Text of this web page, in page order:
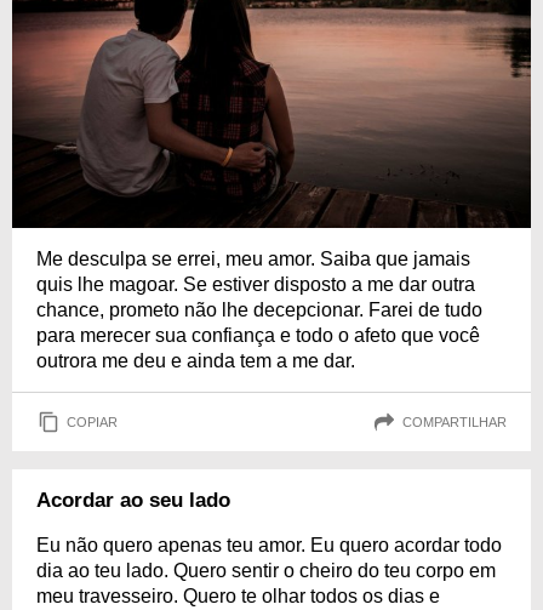
Me desculpa se errei, meu amor. Saiba que jamais
quis lhe magoar. Se estiver disposto a me dar outra
chance, prometo não lhe decepcionar. Farei de tudo
para merecer sua confiança e todo o afeto que você
outrora me deu e ainda tem a me dar.
COPIAR COMPARTILHAR
Acordar ao seu lado
Eu não quero apenas teu amor. Eu quero acordar todo
dia ao teu lado. Quero sentir o cheiro do teu corpo em
meu travesseiro. Quero te olhar todos os dias e